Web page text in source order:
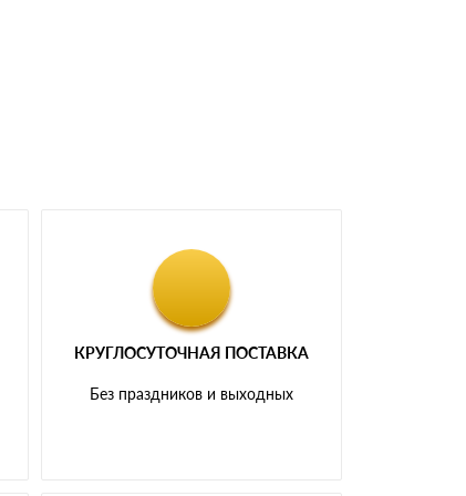
КРУГЛОСУТОЧНАЯ ПОСТАВКА
Без праздников и выходных